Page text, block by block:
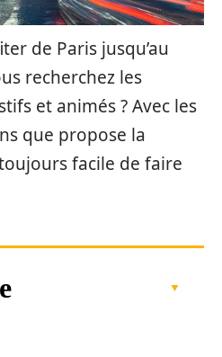
de Paris jusqu’au
recherchez les
et animés ? Avec les
que propose la
facile de faire